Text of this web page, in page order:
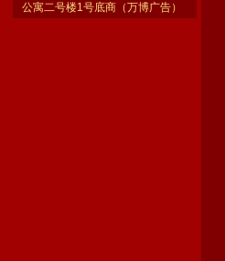
公寓二号楼1号底商（万博广告）